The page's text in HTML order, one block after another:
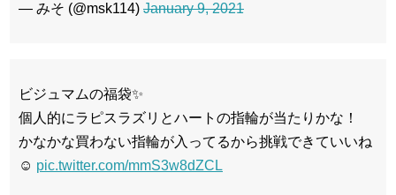
— みそ (@msk114) January 9, 2021
ビジュマムの福袋✨
個人的にラピスラズリとハートの指輪が当たりかな！
かなかな買わない指輪が入ってるから挑戦できていいね
☺️ pic.twitter.com/mmS3w8dZCL